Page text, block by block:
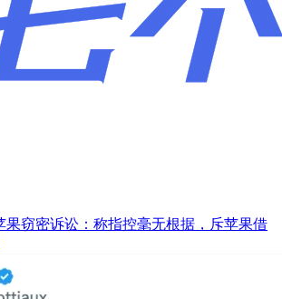
果窃密诉讼：称指控毫无根据，斥苹果借